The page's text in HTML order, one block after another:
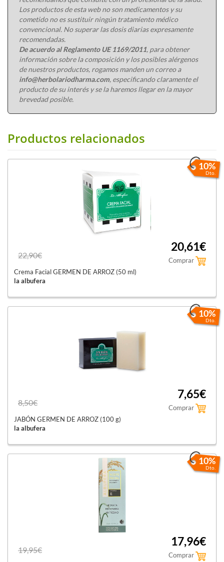
Los productos de esta web no son medicamentos y su
cometido no es sustituir ningún tratamiento médico
convencional. No superar las dosis diarias expresamente
recomendadas.
De acuerdo al Reglamento UE 1169/2011, para obtener
información sobre la composición y los posibles alérgenos
de nuestros productos, rogamos manden un correo a
info@herbolariodharma.com, especificando claramente el
producto de su interés y se la haremos llegar en la mayor
brevedad posible.
Productos relacionados
10%
Dto.
22,90€
20,61€
Comprar
Crema Facial GERMEN DE ARROZ (50 ml)
la albufera
10%
Dto.
8,50€
7,65€
Comprar
JABÓN GERMEN DE ARROZ (100 g)
la albufera
10%
Dto.
19,95€
17,96€
Comprar